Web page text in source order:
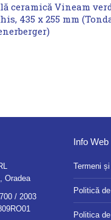
ceramică Vineam
435 x 255 mm
Oradea
/ 2003
Info Web
Termeni
Politică
Politica